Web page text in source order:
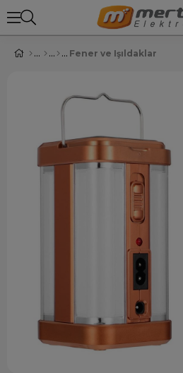
Fener ve Işıldaklar